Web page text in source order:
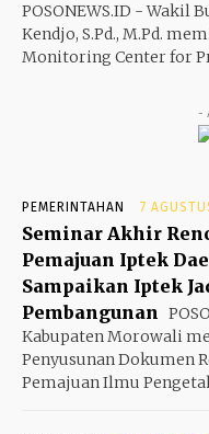
POSONEWS.ID - Wakil
Kendjo, S.Pd., M.Pd.
Monitoring Center for
-
PEMERINTAHAN 7
Seminar Akhir
Pemajuan Iptek
Sampaikan Iptek
Pembangunan
Kabupaten Morowali
Penyusunan Dokumen
Pemajuan Ilmu